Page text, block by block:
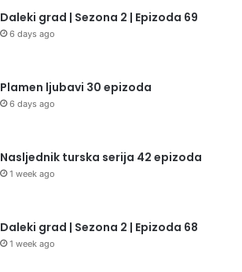
Daleki grad | Sezona 2 | Epizoda 69
6 days ago
Plamen ljubavi 30 epizoda
6 days ago
Nasljednik turska serija 42 epizoda
1 week ago
Daleki grad | Sezona 2 | Epizoda 68
1 week ago